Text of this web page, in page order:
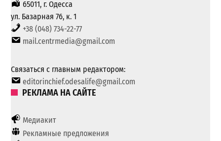
65011, г. Одесса
ул. Базарная 76, к. 1
+38 (048) 734-22-77
mail.centrmedia@gmail.com
Связаться с главным редактором:
editorinchief.odesalife@gmail.com
РЕКЛАМА НА САЙТЕ
Медиакит
Рекламные предложения